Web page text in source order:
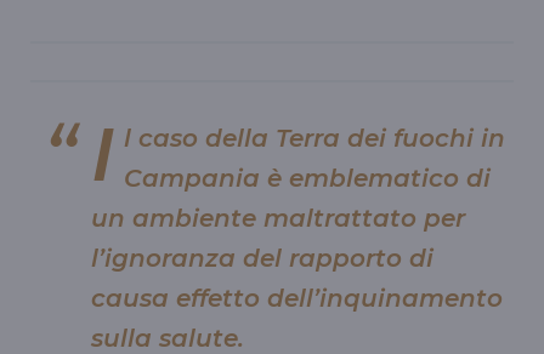
I l caso della Terra dei fuochi in
Campania è emblematico di
un ambiente maltrattato per
l’ignoranza del rapporto di
causa effetto dell’inquinamento
sulla salute.